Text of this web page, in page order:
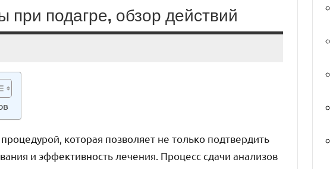
при подагре, обзор действий
которая позволяет не только подтвердить
и эффективность лечения. Процесс сдачи анализов